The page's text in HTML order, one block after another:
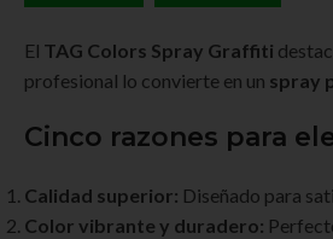
El TAG Colors Spray Graffiti
profesional lo convierte en un spray
Cinco razones para
Calidad superior: Diseñado para
Color vibrante y duradero: